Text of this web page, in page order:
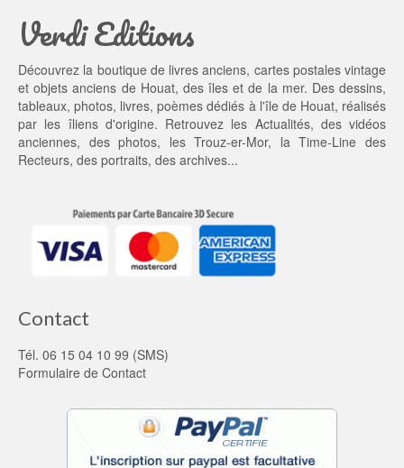
t :
5,
0
0 €.
Verdi Editions
Découvrez la boutique de livres anciens, cartes postales vintage
et objets anciens de Houat, des îles et de la mer. Des dessins,
tableaux, photos, livres, poèmes dédiés à l'île de Houat, réalisés
par les îliens d'origine. Retrouvez les Actualités, des vidéos
anciennes, desphotos, lesTrouz-er-Mor, laTime-Line des
Recteurs, des portraits, des archives...
Contact
Tél. 06 15 04 10 99 (SMS)
Formulaire de Contact